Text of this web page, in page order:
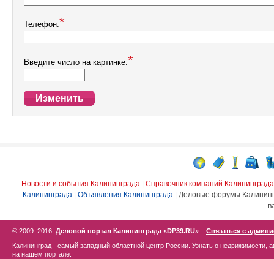
Телефон:*
Введите число на картинке:*
Новости и события Калининграда
Справочник компаний Калининграда
Калининграда
Объявления Калининграда
Деловые форумы
© 2009–2016, Деловой портал Калининграда «DP39.RU»
Связаться с
Калининград - самый западный областной центр России. Узнать о недвижимости,
на нашем портале.